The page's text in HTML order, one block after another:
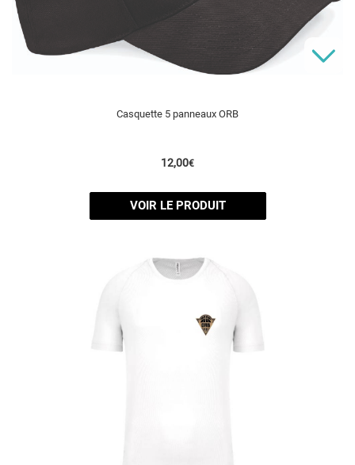
Casquette 5 panneaux ORB
12,00€
VOIR LE PRODUIT